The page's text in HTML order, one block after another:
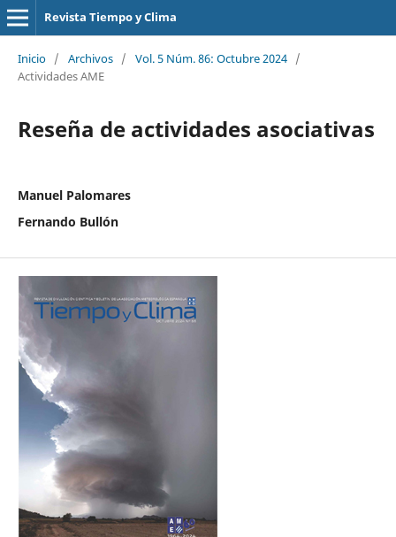
Revista Tiempo y Clima
Inicio / Archivos / Vol. 5 Núm. 86: Octubre 2024 /
Actividades AME
Reseña de actividades asociativas
Manuel Palomares
Fernando Bullón